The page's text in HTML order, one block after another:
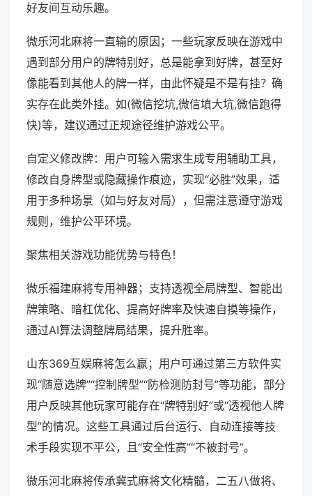
好友间互动乐趣。
微乐河北麻将一直输的原因；一些玩家反映在游戏中
遇到部分用户的牌特别好，总是能拿到好牌，甚至好
像能看到其他人的牌一样，由此怀疑是不是有挂？确
实存在此类外挂。如(微信挖坑,微信填大坑,微信跑得
快)等，建议通过正规途径维护游戏公平。
自定义修改牌：用户可输入需求生成专用辅助工具，
修改自身牌型或隐藏操作痕迹，实现“必胜”效果，适
用于多种场景（如与好友对局），但需注意遵守游戏
规则，维护公平环境。
聚焦相关游戏功能优势与特色！
微乐福建麻将专用神器；支持透视全局牌型、智能出
牌策略、暗杠优化、提高好牌率及快速自摸等操作，
通过AI算法调整牌局结果，提升胜率。
山东369互娱麻将怎么赢；用户可通过第三方软件实
现“随意选牌”“控制牌型”“防检测防封号”等功能，部分
用户反映其他玩家可能存在“牌特别好”或“透视他人牌
型”的情况。这些工具通过后台运行、自动连接等技
术手段实现不平公，且“安全性高”“不被封号”。
微乐河北麻将传承冀式麻将文化精髓，二五八做将、